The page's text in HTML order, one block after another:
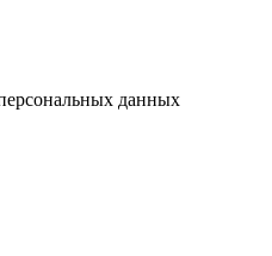
данных